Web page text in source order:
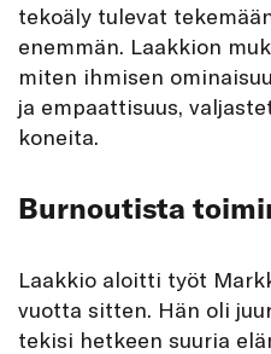
tekoäly tulevat
enemmän. Laakkion
miten ihmisen
ja empaattisuus,
koneita.
Burnoutista
Laakkio aloitti työt
vuotta sitten. Hän oli
tekisi hetkeen suuria